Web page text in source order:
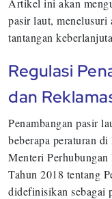
pasir laut, menelusuri
tantangan
Regulasi
dan
Penambangan pasir
beberapa peraturan
Menteri
Tahun 2018 tentang
didefinisikan sebagai